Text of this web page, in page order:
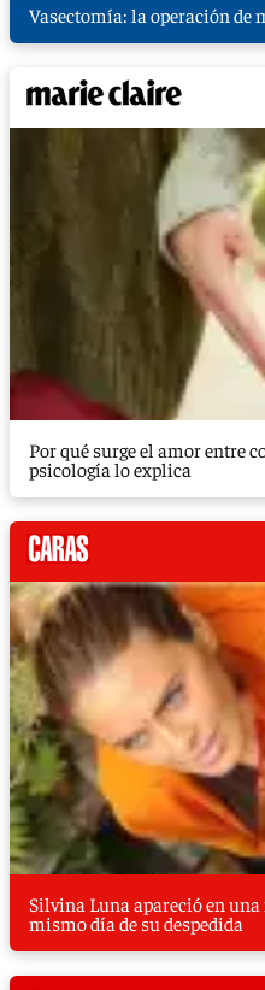
Vasectomía: la operación de
Por qué surge el amor entre
psicología lo explica
Silvina Luna apareció en
mismo día de su despedida